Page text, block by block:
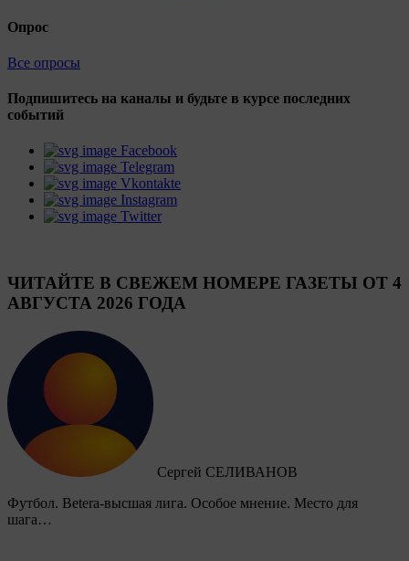
Опрос
Все опросы
Подпишитесь на каналы и будьте в курсе последних
событий
Facebook
Telegram
Vkontakte
Instagram
Twitter
ЧИТАЙТЕ В СВЕЖЕМ НОМЕРЕ ГАЗЕТЫ ОТ 4
АВГУСТА 2026 ГОДА
Сергей СЕЛИВАНОВ
Футбол. Betera-высшая лига. Особое мнение. Место для
шага…